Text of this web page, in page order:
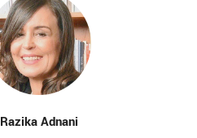
Razika Adnani